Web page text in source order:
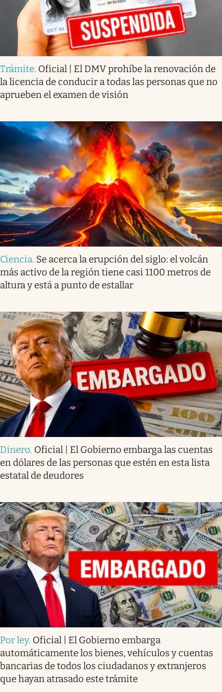
Trámite. Oficial | El DMV prohíbe la renovación de
la licencia de conducir a todas las personas que no
aprueben el examen de visión
Ciencia. Se acerca la erupción del siglo: el volcán
más activo de la región tiene casi 1100 metros de
altura y está a punto de estallar
Dinero. Oficial | El Gobierno embarga las cuentas
en dólares de las personas que estén en esta lista
estatal de deudores
Por ley. Oficial | El Gobierno embarga
automáticamente los bienes, vehículos y cuentas
bancarias de todos los ciudadanos y extranjeros
que hayan atrasado este trámite